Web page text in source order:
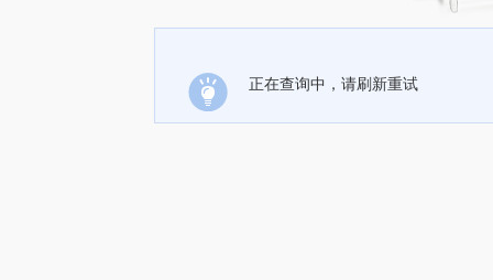
正在查询中，请刷新重试